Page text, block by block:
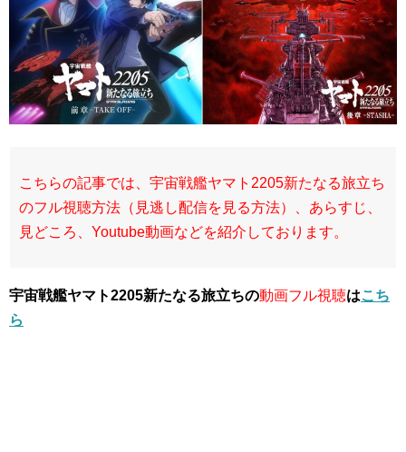
こちらの記事では、宇宙戦艦ヤマト2205新たなる旅立ち
のフル視聴方法（見逃し配信を見る方法）、あらすじ、
見どころ、Youtube動画などを紹介しております。
宇宙戦艦ヤマト2205新たなる旅立ちの動画フル視聴はこち
ら